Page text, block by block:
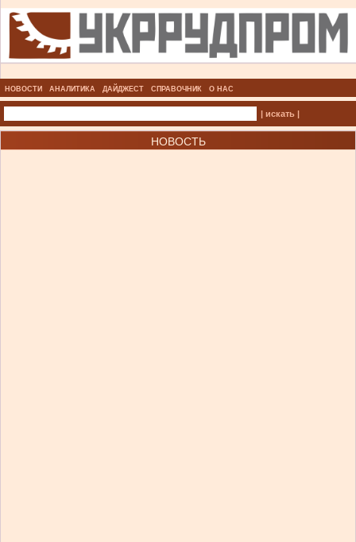
НОВОСТИ АНАЛИТИКА ДАЙДЖЕСТ СПРАВОЧНИК О НАС
| искать |
НОВОСТЬ